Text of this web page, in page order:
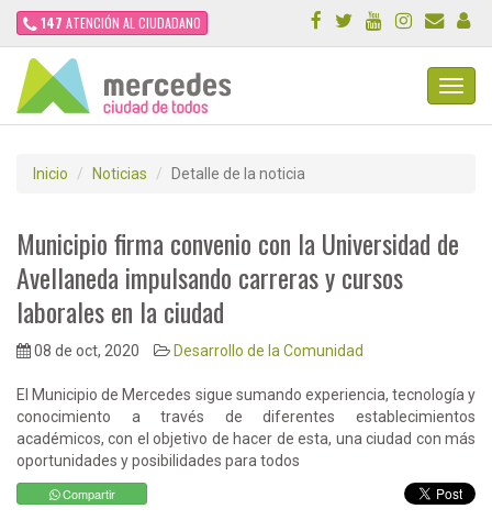
147 ATENCIÓN AL CIUDADANO
Inicio Noticias Detalle de la noticia
Municipio firma convenio con la Universidad de
Avellaneda impulsando carreras y cursos
laborales en la ciudad
08 de oct, 2020 Desarrollo de la Comunidad
El Municipio de Mercedes sigue sumando experiencia, tecnología y
conocimiento a través de diferentes establecimientos
académicos, con el objetivo de hacer de esta, una ciudad con más
oportunidades y posibilidades para todos
Compartir